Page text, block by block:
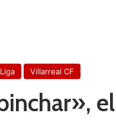
Villarreal CF